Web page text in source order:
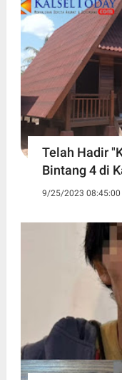
Telah Hadir
Bintang 4 di
9/25/2023 08:45:00